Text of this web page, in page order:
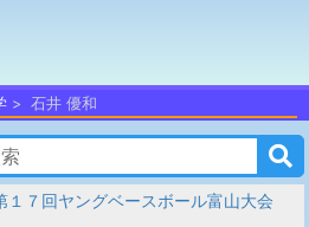
石井 優和
７回ヤングベースボール富山大会